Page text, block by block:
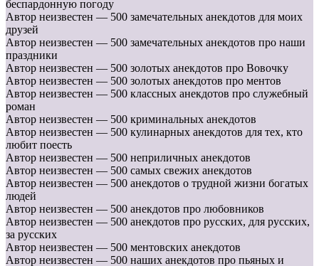
беспардонную погоду
Автор неизвестен — 500 замечательных анекдотов для моих
друзей
Автор неизвестен — 500 замечательных анекдотов про наши
праздники
Автор неизвестен — 500 золотых анекдотов про Вовочку
Автор неизвестен — 500 золотых анекдотов про ментов
Автор неизвестен — 500 классных анекдотов про служебный
роман
Автор неизвестен — 500 криминальных анекдотов
Автор неизвестен — 500 кулинарных анекдотов для тех, кто
любит поесть
Автор неизвестен — 500 неприличных анекдотов
Автор неизвестен — 500 самых свежих анекдотов
Автор неизвестен — 500 анекдотов о трудной жизни богатых
людей
Автор неизвестен — 500 анекдотов про любовников
Автор неизвестен — 500 анекдотов про русских, для русских,
за русских
Автор неизвестен — 500 ментовских анекдотов
Автор неизвестен — 500 наших анекдотов про пьяных и